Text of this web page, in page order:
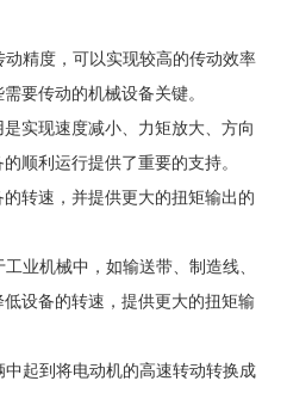
精度，可以实现较高的传动效率
要传动的机械设备关键。
实现速度减小、力矩放大、方向
顺利运行提供了重要的支持。
转速，并提供更大的扭矩输出的
业机械中，如输送带、制造线、
设备的转速，提供更大的扭矩输
起到将电动机的高速转动转换成